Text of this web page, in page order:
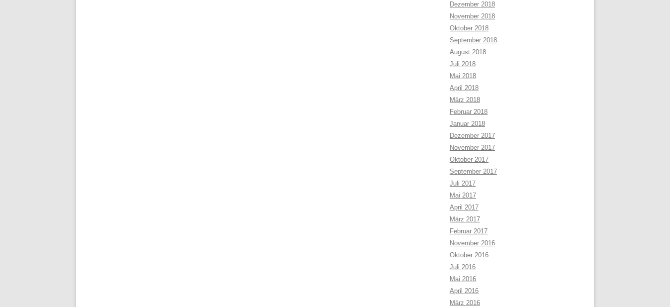
Dezember 2018
November 2018
Oktober 2018
September 2018
August 2018
Juli 2018
Mai 2018
April 2018
März 2018
Februar 2018
Januar 2018
Dezember 2017
November 2017
Oktober 2017
September 2017
Juli 2017
Mai 2017
April 2017
März 2017
Februar 2017
November 2016
Oktober 2016
Juli 2016
Mai 2016
April 2016
März 2016